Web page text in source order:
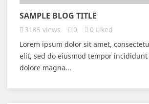
SAMPLE BLOG TITLE
3185 views 0 0 Liked
Lorem ipsum dolor sit amet,
elit, sed do eiusmod tempor
dolore magna...